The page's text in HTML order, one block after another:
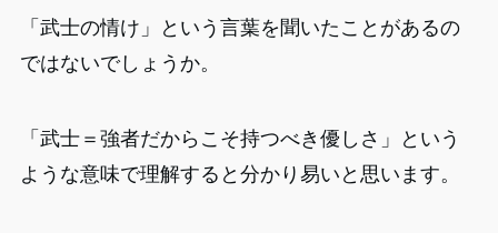
「武士の情け」という言葉を聞いたことがあるの
ではないでしょうか。
「武士＝強者だからこそ持つべき優しさ」という
ような意味で理解すると分かり易いと思います。